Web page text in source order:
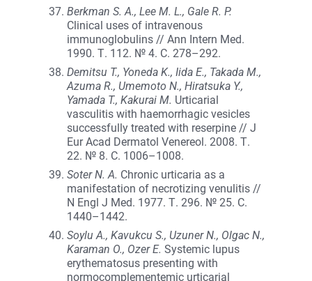
Berkman S. A., Lee M. L., Gale R. P.
Clinical uses of intravenous
immunoglobulins // Ann Intern Med.
1990. Т. 112. № 4. С. 278–292.
Demitsu T., Yoneda K., Iida E., Takada M.,
Azuma R., Umemoto N., Hiratsuka Y.,
Yamada T., Kakurai M. Urticarial
vasculitis with haemorrhagic vesicles
successfully treated with reserpine // J
Eur Acad Dermatol Venereol. 2008. Т.
22. № 8. С. 1006–1008.
Soter N. A. Chronic urticaria as a
manifestation of necrotizing venulitis //
N Engl J Med. 1977. Т. 296. № 25. С.
1440–1442.
Soylu A., Kavukcu S., Uzuner N., Olgac N.,
Karaman O., Ozer E. Systemic lupus
erythematosus presenting with
normocomplementemic urticarial